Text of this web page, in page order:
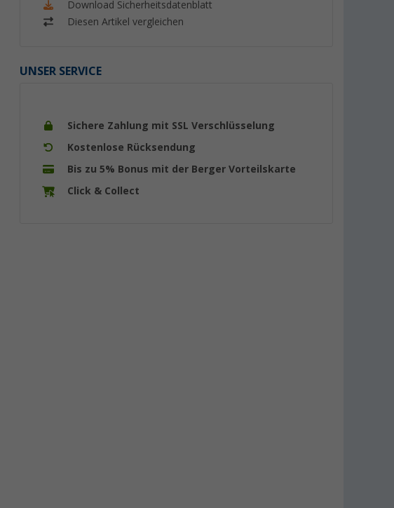
Download Sicherheitsdatenblatt
Diesen Artikel vergleichen
UNSER SERVICE
Sichere Zahlung mit SSL Verschlüsselung
Kostenlose Rücksendung
Bis zu 5% Bonus mit der Berger Vorteilskarte
Click & Collect
Berger Kunststoff- &
(Über 100)
Berger Raum Luftentfeuchter
Eimer 4,6 kg
(Über 100)